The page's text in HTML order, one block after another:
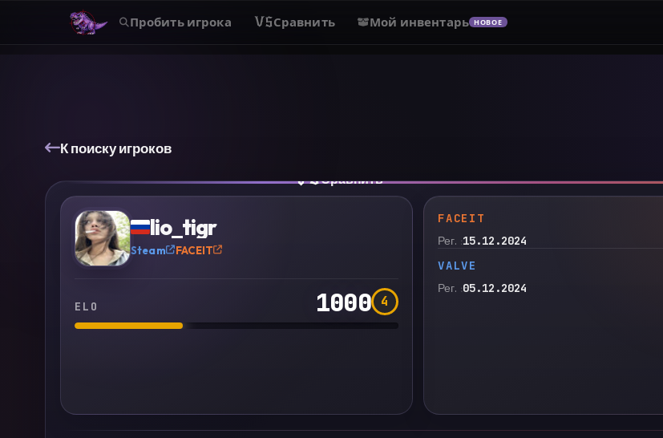
Пробить игрока VSСравнить Мой инвентарь НОВОЕ
К поиску игроков
VSСравнить
? lio_tigr
Steam FACEIT
ELO 1000 4
FACEIT
Рег. 15.12.2024
VALVE
Рег. 05.12.2024